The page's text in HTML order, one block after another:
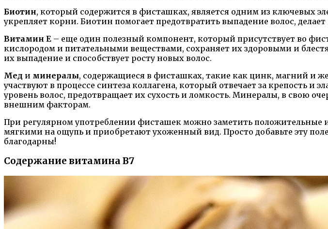
Биотин, который содержится в фисташках, является одним из ключевых
укрепляет корни. Биотин помогает предотвратить выпадение волос,
Витамин Е – еще один полезный компонент, который присутствует во
кислородом и питательными веществами, сохраняет их здоровыми и
их выпадение и способствует росту новых волос.
Мед и минералы, содержащиеся в фисташках, такие как цинк, магний и
участвуют в процессе синтеза коллагена, который отвечает за крепость
уровень волос, предотвращает их сухость и ломкость. Минералы, в свою
внешним факторам.
При регулярном употреблении фисташек можно заметить положительные
мягкими на ощупь и приобретают ухоженный вид. Просто добавьте эту
благодарны!
Содержание витамина В7